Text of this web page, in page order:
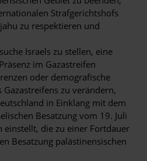
Strafgerichtshofs
zu respektieren und
Israels zu stellen, eine
im Gazastreifen
oder demografische
zu verändern,
in Einklang mit dem
Besatzung vom 19. Juli
einstellt, die zu einer Fortdauer
Besatzung palästinensischen